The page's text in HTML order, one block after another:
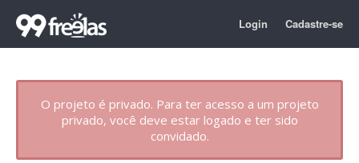
Login Cadastre-se
O projeto é privado. Para ter acesso a um projeto
privado, você deve estar logado e ter sido
convidado.